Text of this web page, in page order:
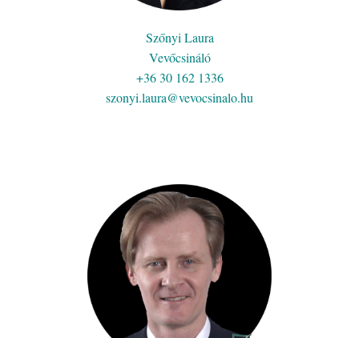
Szőnyi Laura
Vevőcsináló
+36 30 162 1336
szonyi.laura@vevocsinalo.hu